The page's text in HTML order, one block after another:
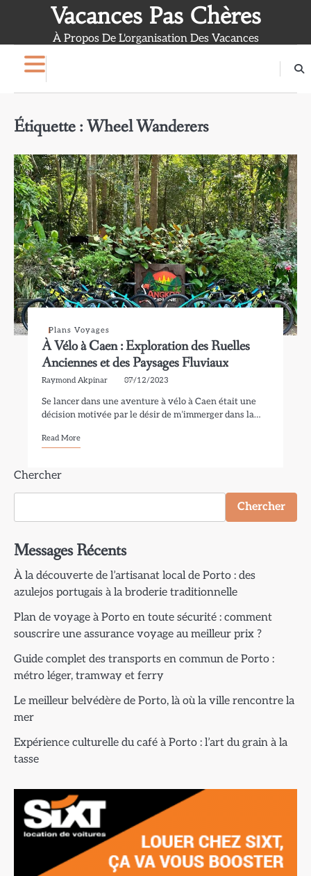
Vacances Pas Chères
À Propos De L'organisation Des Vacances
Étiquette :Wheel Wanderers
Plans Voyages
À Vélo à Caen : Exploration des Ruelles
Anciennes et des Paysages Fluviaux
Raymond Akpinar 07/12/2023
Se lancer dans une aventure à vélo à Caen était une
décision motivée par le désir de m’immerger dans la…
Read More
Chercher
Chercher
Messages Récents
À la découverte de l’artisanat local de Porto : des
azulejos portugais à la broderie traditionnelle
Plan de voyage à Porto en toute sécurité : comment
souscrire une assurance voyage au meilleur prix ?
Guide complet des transports en commun de Porto :
métro léger, tramway et ferry
Le meilleur belvédère de Porto, là où la ville rencontre la
mer
Expérience culturelle du café à Porto : l’art du grain à la
tasse